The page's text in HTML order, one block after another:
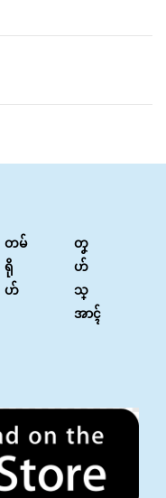
တမ်
ရို
ဟ်
တၞ
ဟ်
သ္
အာၚ်